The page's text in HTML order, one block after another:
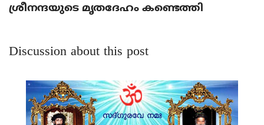
ശ്രീനന്ദയുടെ മൃതദേഹം കണ്ടെത്തി
Discussion about this post